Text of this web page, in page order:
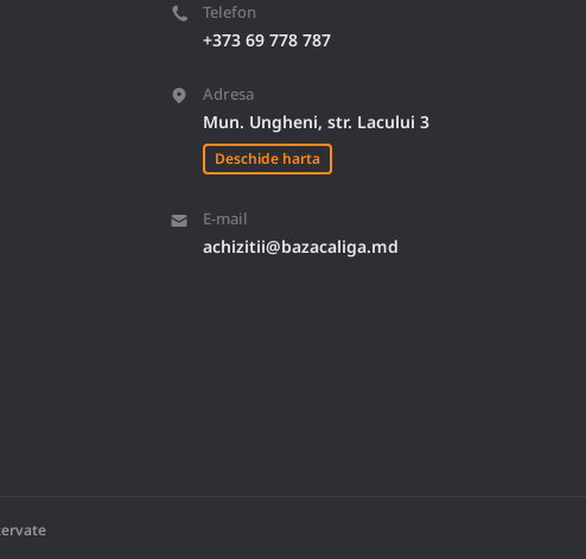
Telefon
+373 69 778 787
Adresa
Mun. Ungheni, str. Lacului 3
Deschide harta
E-mail
achizitii@bazacaliga.md